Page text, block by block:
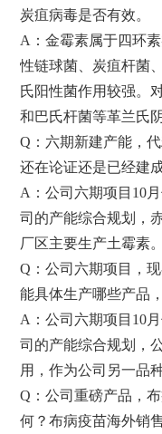
炭疽病毒是否有效。
A：金霉素属于四环
性链球菌、炭疽杆菌
氏阳性菌作用较强。
和巴氏杆菌等革兰氏
Q：六期新建产能，
还在论证还是已经建
A：公司六期项目10
司的产能综合规划，
厂区主要生产土霉素。
Q：公司六期项目，
能具体生产哪些产品
A：公司六期项目10
司的产能综合规划，
用，作为公司另一品
Q：公司重磅产品，
何？布病疫苗海外销